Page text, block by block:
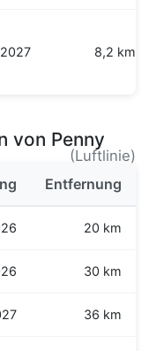
8,2 km
von Penny
(Luftlinie)
Entfernung
20 km
30 km
36 km